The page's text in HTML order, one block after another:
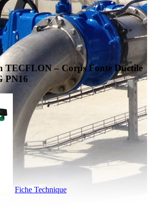
TECFLON – Corps Fonte Ductile
PN16
Fiche Technique